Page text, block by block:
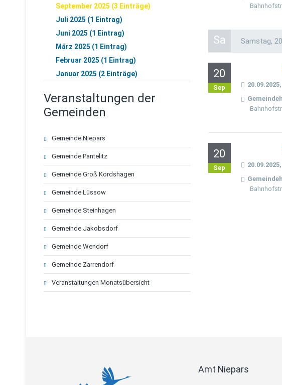
Sa Samstag,
20
Sep
20
Sep
September 2025 (3 Einträge)
Juli 2025 (1 Eintrag)
Juni 2025 (1 Eintrag)
März 2025 (1 Eintrag)
Februar 2025 (1 Eintrag)
Januar 2025 (2 Einträge)
Veranstaltungen der
Gemeinden
Navigation
überspringen
Gemeinde Niepars
Gemeinde Pantelitz
Gemeinde Groß Kordshagen
Gemeinde Lüssow
Gemeinde Steinhagen
Gemeinde Jakobsdorf
Gemeinde Wendorf
Gemeinde Zarrendorf
Veranstaltungen Monatsübersicht
Amt Niepars